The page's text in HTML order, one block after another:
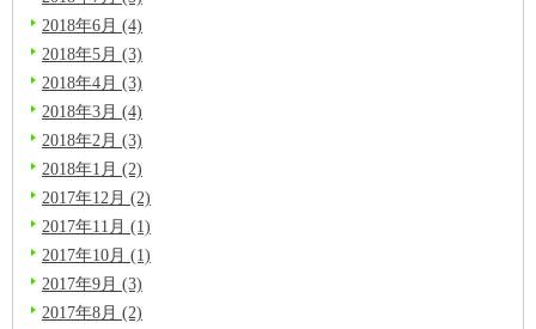
2018年6月 (4)
2018年5月 (3)
2018年4月 (3)
2018年3月 (4)
2018年2月 (3)
2018年1月 (2)
2017年12月 (2)
2017年11月 (1)
2017年10月 (1)
2017年9月 (3)
2017年8月 (2)